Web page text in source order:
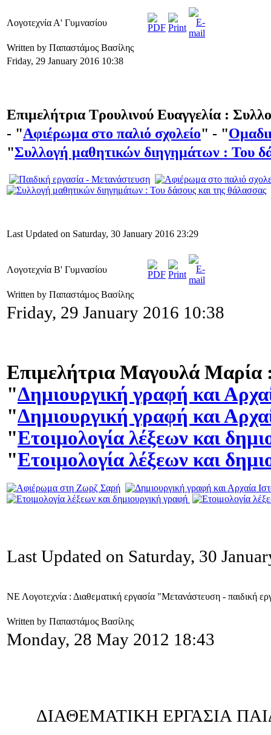
Λογοτεχνία Α' Γυμνασίου
Written by Παπαστάμος Βασίλης
Friday, 29 January 2016 10:38
Επιμελήτρια Τρουλινού Ευαγγελία :
- "Αφιέρωμα στο παλιό σχολείο" - "
"Συλλογή μαθητικών διηγημάτων : Του
Last Updated on Saturday, 30 January 2016 23:29
Λογοτεχνία Β' Γυμνασίου
Written by Παπαστάμος Βασίλης
Friday, 29 January 2016 10:38
Επιμελήτρια Μαγουλά Μαρία
"Δημιουργική γραφή και
"Δημιουργική γραφή και
"Ετοιμολογία λέξεων και
"Ετοιμολογία λέξεων και
Last Updated on Saturday, 30
ΝΕ Λογοτεχνία : Διαθεματική εργασία "Μετανάστευση - παιδική
Written by Παπαστάμος Βασίλης
Monday, 28 May 2012 18:43
ΔΙΑΘΕΜΑΤΙΚΗ ΕΡΓΑΣΙΑ